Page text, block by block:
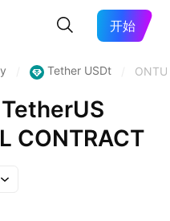
开始
Tether USDt
CONTRACT